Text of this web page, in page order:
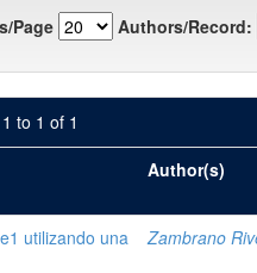
Page Authors/Record:
to 1 of 1
Author(s)
utilizando una
Zambrano